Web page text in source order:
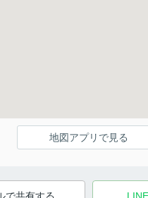
地図アプリで見る
で共有する